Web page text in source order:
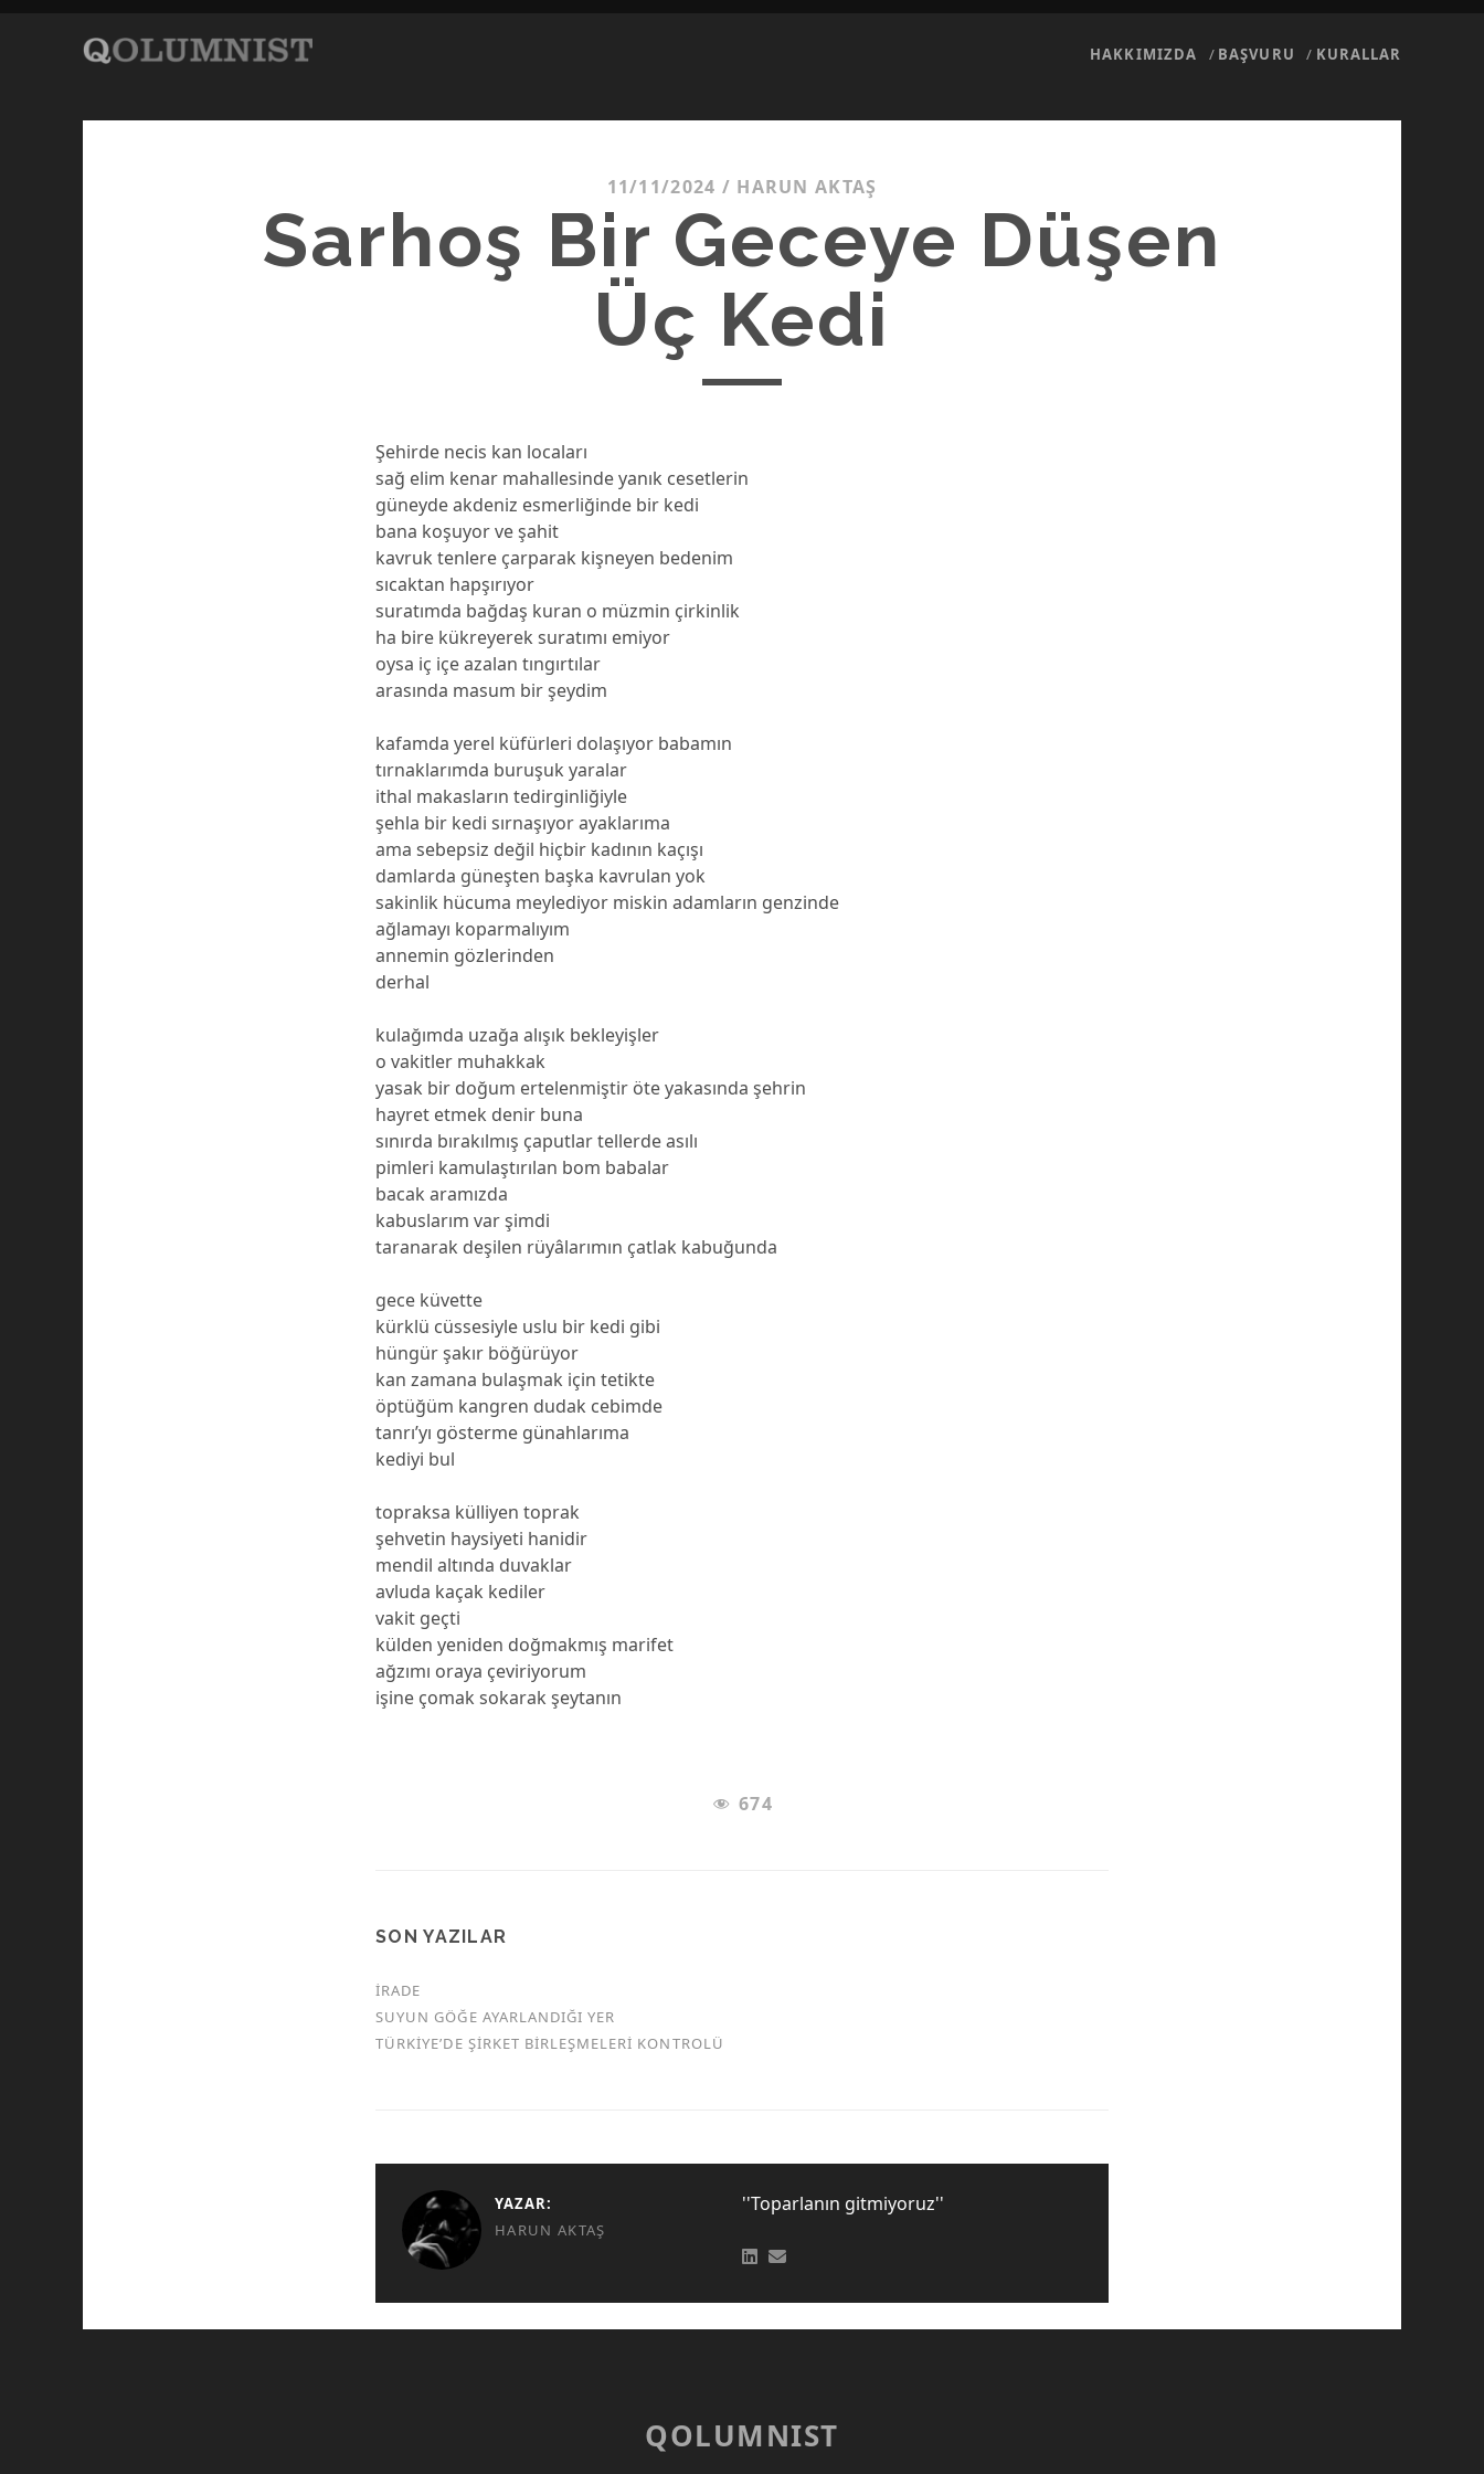
HAKKIMIZDA BAŞVURU KURALLAR
11/11/2024 / HARUN AKTAŞ
Sarhoş Bir Geceye Düşen
Üç Kedi
Şehirde necis kan locaları
sağ elim kenar mahallesinde yanık cesetlerin
güneyde akdeniz esmerliğinde bir kedi
bana koşuyor ve şahit
kavruk tenlere çarparak kişneyen bedenim
sıcaktan hapşırıyor
suratımda bağdaş kuran o müzmin çirkinlik
ha bire kükreyerek suratımı emiyor
oysa iç içe azalan tıngırtılar
arasında masum bir şeydim
kafamda yerel küfürleri dolaşıyor babamın
tırnaklarımda buruşuk yaralar
ithal makasların tedirginliğiyle
şehla bir kedi sırnaşıyor ayaklarıma
ama sebepsiz değil hiçbir kadının kaçışı
damlarda güneşten başka kavrulan yok
sakinlik hücuma meylediyor miskin adamların genzinde
ağlamayı koparmalıyım
annemin gözlerinden
derhal
kulağımda uzağa alışık bekleyişler
o vakitler muhakkak
yasak bir doğum ertelenmiştir öte yakasında şehrin
hayret etmek denir buna
sınırda bırakılmış çaputlar tellerde asılı
pimleri kamulaştırılan bom babalar
bacak aramızda
kabuslarım var şimdi
taranarak deşilen rüyâlarımın çatlak kabuğunda
gece küvette
kürklü cüssesiyle uslu bir kedi gibi
hüngür şakır böğürüyor
kan zamana bulaşmak için tetikte
öptüğüm kangren dudak cebimde
tanrı’yı gösterme günahlarıma
kediyi bul
topraksa külliyen toprak
şehvetin haysiyeti hanidir
mendil altında duvaklar
avluda kaçak kediler
vakit geçti
külden yeniden doğmakmış marifet
ağzımı oraya çeviriyorum
işine çomak sokarak şeytanın
674
SON YAZILAR
İRADE
SUYUN GÖĞE AYARLANDIĞI YER
TÜRKİYE’DE ŞİRKET BİRLEŞMELERİ KONTROLÜ
YAZAR:
HARUN AKTAŞ
''Toparlanın gitmiyoruz''
QOLUMNIST